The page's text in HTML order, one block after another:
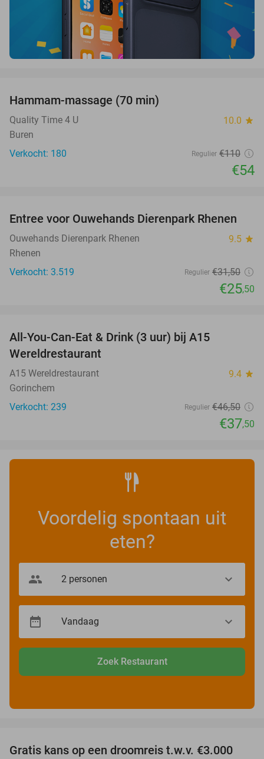
OUT
Hammam-massage (70 min)
Quality Time 4 U 10.0 star
Buren
Verkocht: 180
Regulier €110
€54
19%
Entree voor Ouwehands Dierenpark Rhenen
Ouwehands Dierenpark Rhenen 9.5 star
Rhenen
Verkocht: 3.519
Regulier €31,50
€25,50
All-You-Can-Eat & Drink (3 uur) bij A15
Wereldrestaurant
A15 Wereldrestaurant 9.4 star
Gorinchem
Verkocht: 239
Regulier €46,50
€37,50
Voordelig spontaan uit
eten?
Zoek Restaurant
Gratis kans op een droomreis t.w.v. €3.000